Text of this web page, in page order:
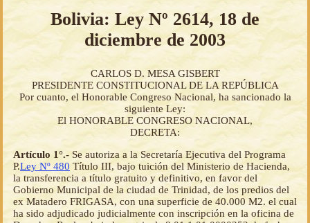
Bolivia: Ley Nº 2614, 18 de
diciembre de 2003
CARLOS D. MESA GISBERT
PRESIDENTE CONSTITUCIONAL DE LA REPÚBLICA
Por cuanto, el Honorable Congreso Nacional, ha sancionado la
siguiente Ley:
El HONORABLE CONGRESO NACIONAL,
DECRETA:
Artículo 1°.- Se autoriza a la Secretaría Ejecutiva del Programa
P.Ley Nº 480 Título III, bajo tuición del Ministerio de Hacienda,
la transferencia a título gratuito y definitivo, en favor del
Gobierno Municipal de la ciudad de Trinidad, de los predios del
ex Matadero FRIGASA, con una superficie de 40.000 M2. el cual
ha sido adjudicado judicialmente con inscripción en la oficina de